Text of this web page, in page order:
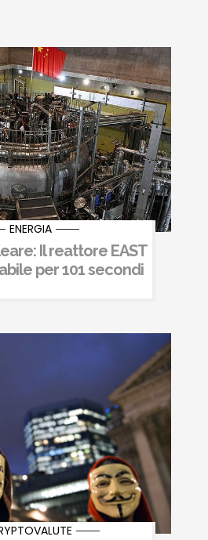
ENERGIA
Il reattore EAST
per 101 secondi